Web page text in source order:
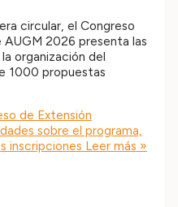
circular, el Congreso
AUGM 2026 presenta las
organización del
1000 propuestas
de Extensión
sobre el programa,
inscripciones Leer más »